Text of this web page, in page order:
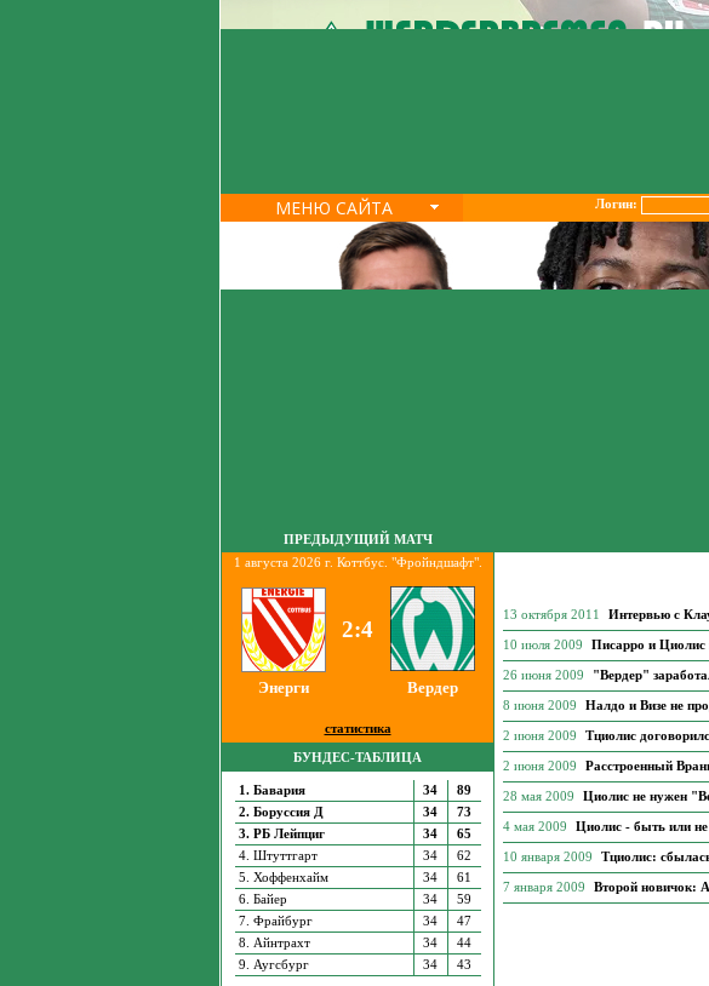
МЕНЮ САЙТА Логин:
ПРЕДЫДУЩИЙ МАТЧ
1 августа 2026 г. Коттбус. "Фройндшафт".
2:4
Энерги Вердер
статистика
БУНДЕС-ТАБЛИЦА
1. Бавария 34
89
2. Боруссия Д
34
73
3. РБ Лейпциг
34
65
4. Штуттгарт
34
62
5. Хоффенхайм
34
61
6. Байер
34
59
7. Фрайбург
34
47
8. Айнтрахт
34
44
9. Аугсбург
34 43
13 октября 2011 Интервью с
10 июля 2009 Писарро и Циолис
26 июня 2009 "Вердер"
8 июня 2009 Налдо и Визе не
2 июня 2009 Тциолис
2 июня 2009 Расстроенный
28 мая 2009 Циолис не нужен
4 мая 2009 Циолис - быть или
10 января 2009 Тциолис:
7 января 2009 Второй новичок: